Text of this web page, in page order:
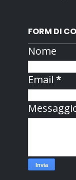
FORM DI
Nome
Email*